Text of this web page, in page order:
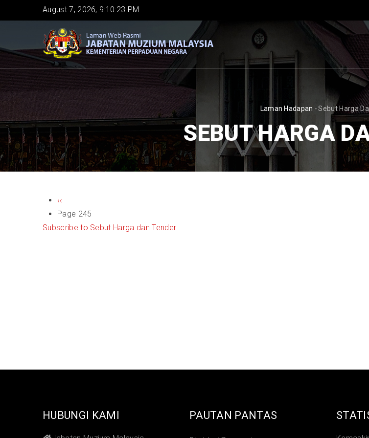
to
content
August 7, 2026, 9:10:24 PM
BREADCRUMB
Laman Hadapan - Sebut Harga
SEBUT HARGA
PAGINATION
Previous
page
‹‹
Page 245
Subscribe to Sebut Harga dan Tender
HUBUNGI KAMI PAUTAN PANTAS